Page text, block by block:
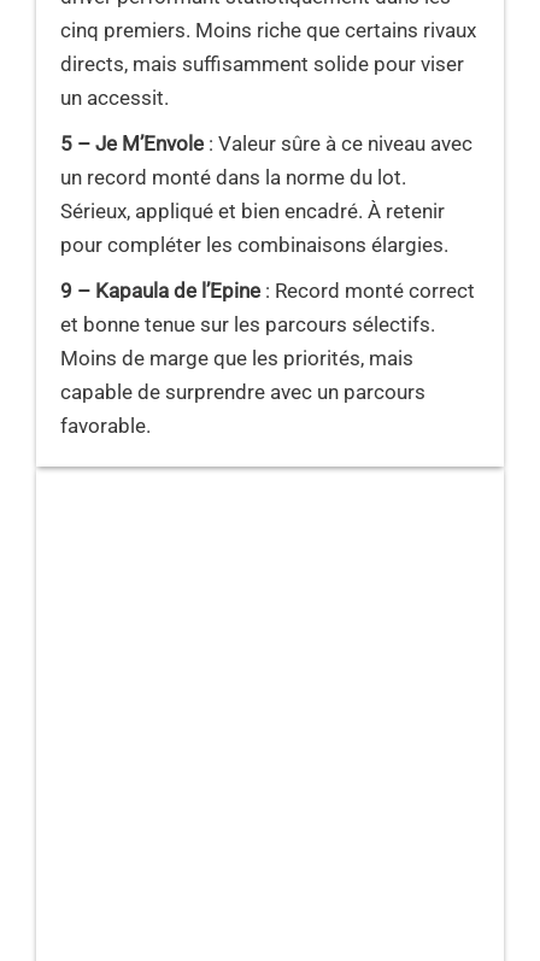
cinq premiers. Moins riche que certains rivaux
directs, mais suffisamment solide pour viser
un accessit.
5 – Je M’Envole : Valeur sûre à ce niveau avec
un record monté dans la norme du lot.
Sérieux, appliqué et bien encadré. À retenir
pour compléter les combinaisons élargies.
9 – Kapaula de l’Epine : Record monté correct
et bonne tenue sur les parcours sélectifs.
Moins de marge que les priorités, mais
capable de surprendre avec un parcours
favorable.